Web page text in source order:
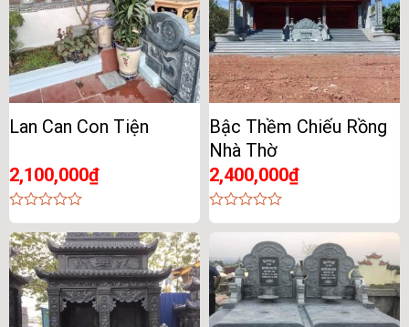
Lan Can Con Tiện
2,100,000₫
0
out
of
5
Bậc Thềm Chiếu Rồng
Nhà Thờ
2,400,000₫
0
5